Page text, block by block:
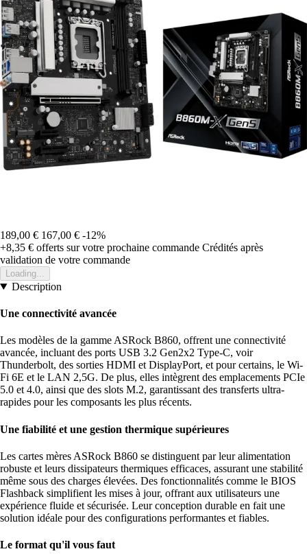
189,00 € 167,00 € -12%
+8,35 € offerts sur votre prochaine commande Crédités après
validation de votre commande
Loading...
Description
Une connectivité avancée
Les modèles de la gamme ASRock B860, offrent une connectivité
avancée, incluant des ports USB 3.2 Gen2x2 Type-C, voir
Thunderbolt, des sorties HDMI et DisplayPort, et pour certains, le Wi-
Fi 6E et le LAN 2,5G. De plus, elles intègrent des emplacements PCIe
5.0 et 4.0, ainsi que des slots M.2, garantissant des transferts ultra-
rapides pour les composants les plus récents.
Une fiabilité et une gestion thermique supérieures
Les cartes mères ASRock B860 se distinguent par leur alimentation
robuste et leurs dissipateurs thermiques efficaces, assurant une stabilité
même sous des charges élevées. Des fonctionnalités comme le BIOS
Flashback simplifient les mises à jour, offrant aux utilisateurs une
expérience fluide et sécurisée. Leur conception durable en fait une
solution idéale pour des configurations performantes et fiables.
Le format qu'il vous faut